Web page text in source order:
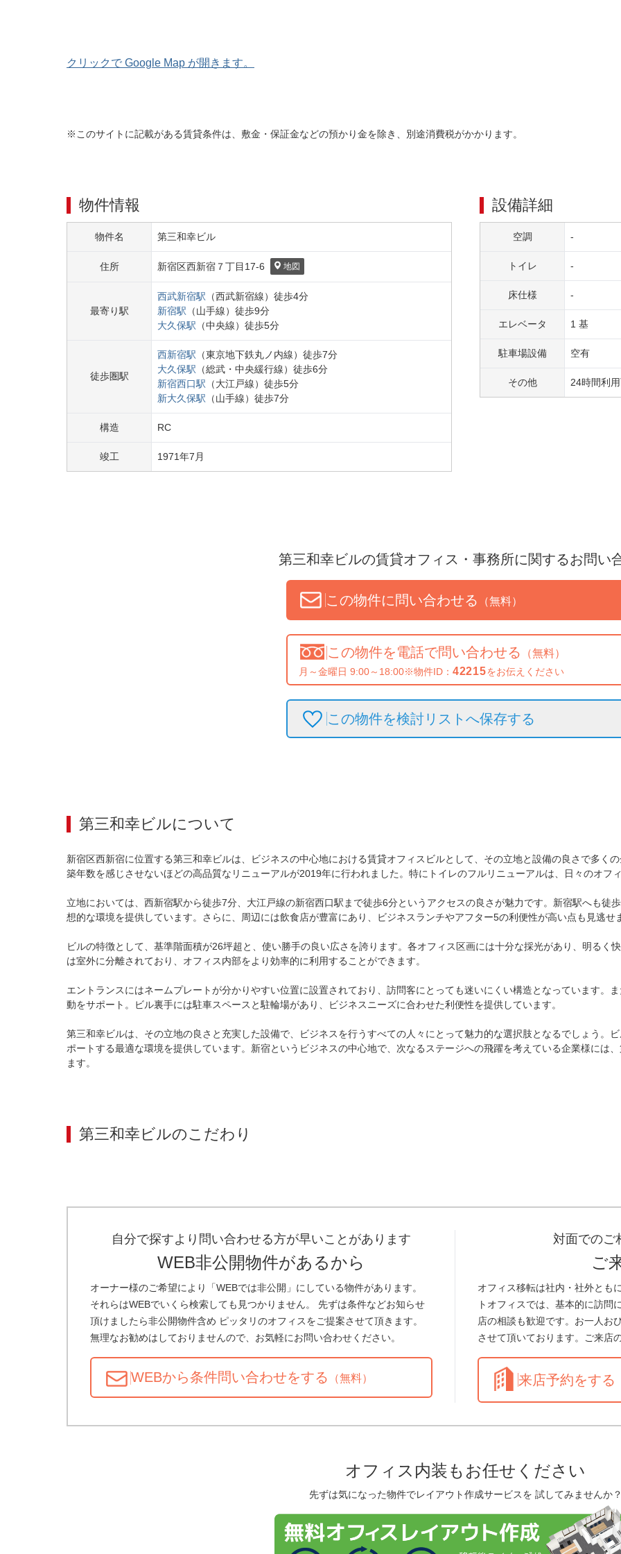
クリックで Google Map が開きます。
※このサイトに記載がある賃貸条件は、敷金・保証金などの預かり金を除き、別途消費税がかかります。
物件情報
物件名 第三和幸ビル
住所 新宿区西新宿７丁目 17-6 地図
最寄り駅
西武新宿駅 （西武新宿線） 徒歩4分
新宿駅 （山手線） 徒歩9分
大久保駅 （中央線） 徒歩5分
徒歩圏駅
西新宿駅 （東京地下鉄丸ノ内線） 徒歩7分
大久保駅 （総武・中央緩行線） 徒歩6分
新宿西口駅 （大江戸線） 徒歩5分
新大久保駅 （山手線） 徒歩7分
構造 RC
竣工 1971年7 月
設備詳細
空調 -
トイレ -
床仕様 -
エレベータ 1 基
駐車場設備 空有
その他 24時間利
第三和幸ビルの賃貸オフィス・事務所に関するお問い
この物件に問い合わせる （無料）
この物件を電話で問い合わせる （無料）
月～金曜日 9:00～18:00※物件ID： 42215をお伝えください
この物件を検討リストへ保存する
第三和幸ビルについて
新宿区西新宿に位置する第三和幸ビルは、ビジネスの中心地における賃貸オフィスビルとして、その立地と設備の良さで多く
築年数を感じさせないほどの高品質なリニューアルが2019年に行われました。特にトイレのフルリニューアルは、日々のオフ
立地においては、西新宿駅から徒歩7分、大江戸線の新宿西口駅まで徒歩6分というアクセスの良さが魅力です。新宿駅へも徒
想的な環境を提供しています。さらに、周辺には飲食店が豊富にあり、ビジネスランチやアフター5の利便性が高い点も見逃せ
ビルの特徴として、基準階面積が26坪超と、使い勝手の良い広さを誇ります。各オフィス区画には十分な採光があり、明るく
は室外に分離されており、オフィス内部をより効率的に利用することができます。
エントランスにはネームプレートが分かりやすい位置に設置されており、訪問客にとっても迷いにくい構造となっています。
動をサポート。ビル裏手には駐車スペースと駐輪場があり、ビジネスニーズに合わせた利便性を提供しています。
第三和幸ビルは、その立地の良さと充実した設備で、ビジネスを行うすべての人々にとって魅力的な選択肢となるでしょう。
ポートする最適な環境を提供しています。新宿というビジネスの中心地で、次なるステージへの飛躍を考えている企業様には
ます。
第三和幸ビルのこだわり
自分で探すより問い合わせる方が早いことがあります
WEB非公開物件があるから
オーナー様のご希望により「WEBでは非公開」にしている物件があります。
それらはWEBでいくら検索しても見つかりません。 先ずは条件などお知らせ
頂けましたら非公開物件含め ピッタリのオフィスをご提案させて頂きます。
無理なお勧めはしておりませんので、お気軽にお問い合わせください。
WEBから条件問い合わせをする （無料）
対面でのご
ご
オフィス移転は社内・社外とも
トオフィスでは、基本的に訪問
店の相談も歓迎です。お一人お
させて頂いております。ご来店
来店予約をする
オフィス内装もお任せください
先ずは気になった物件でレイアウト作成サービスを 試してみませんか？